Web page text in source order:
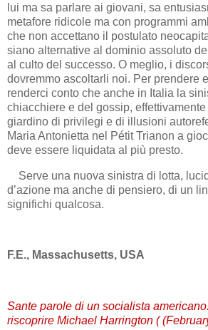
lui ma sa parlare ai giovani, sa
metafore ridicole ma con programmi
che non accettano il postulato
siano alternative al dominio assoluto
al culto del successo. O meglio, i
dovremmo ascoltarli noi. Per prendere
renderci conto che anche in Italia la
chiacchiere e del gossip,
giardino di privilegi e di illusioni
Maria Antonietta nel Pétit Trianon a
deve essere liquidata al più presto.
Serve una nuova sinistra di lotta,
d’azione ma anche di pensiero, di un
significhi qualcosa.
F.E., Massachusetts, USA
Sante parole di un socialista
riscoprire Michael Harrington (